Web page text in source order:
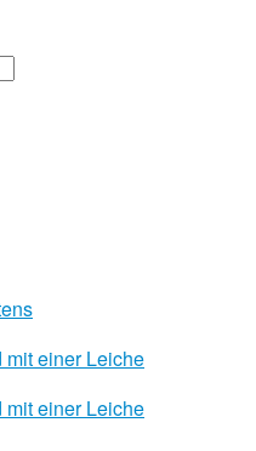
mit einer Leiche
mit einer Leiche